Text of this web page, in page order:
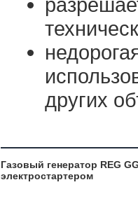
других
Газовый генератор REG
электростартером